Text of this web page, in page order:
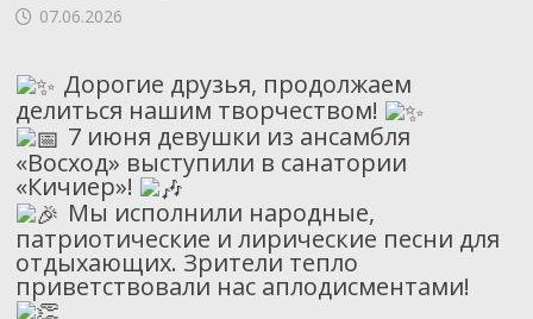
07.06.2026
Дорогие друзья, продолжаем
делиться нашим творчеством!
7 июня девушки из ансамбля
«Восход» выступили в санатории
«Кичиер»!
Мы исполнили народные,
патриотические и лирические песни для
отдыхающих. Зрители тепло
приветствовали нас аплодисментами!